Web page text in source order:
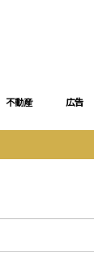
不動産 広告